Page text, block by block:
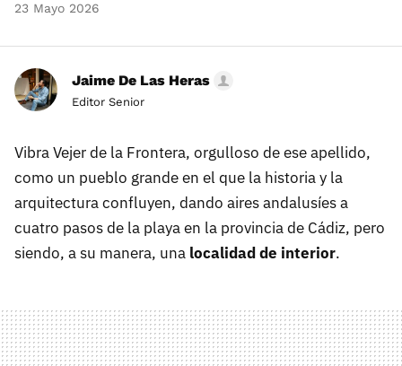
23 Mayo 2026
Jaime De Las Heras
Editor Senior
Vibra Vejer de la Frontera, orgulloso de ese apellido,
como un pueblo grande en el que la historia y la
arquitectura confluyen, dando aires andalusíes a
cuatro pasos de la playa en la provincia de Cádiz, pero
siendo, a su manera, una localidad de interior.